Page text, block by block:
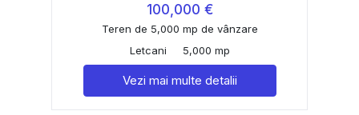
100,000 €
Teren de 5,000 mp de vânzare
Letcani
5,000 mp
Vezi mai multe detalii